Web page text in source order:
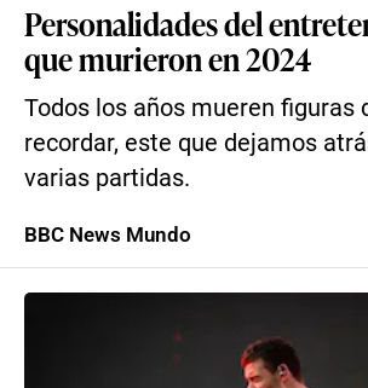
Personalidades del
que murieron en 2024
Todos los años mueren figuras
recordar, este que dejamos
varias partidas.
BBC News Mundo